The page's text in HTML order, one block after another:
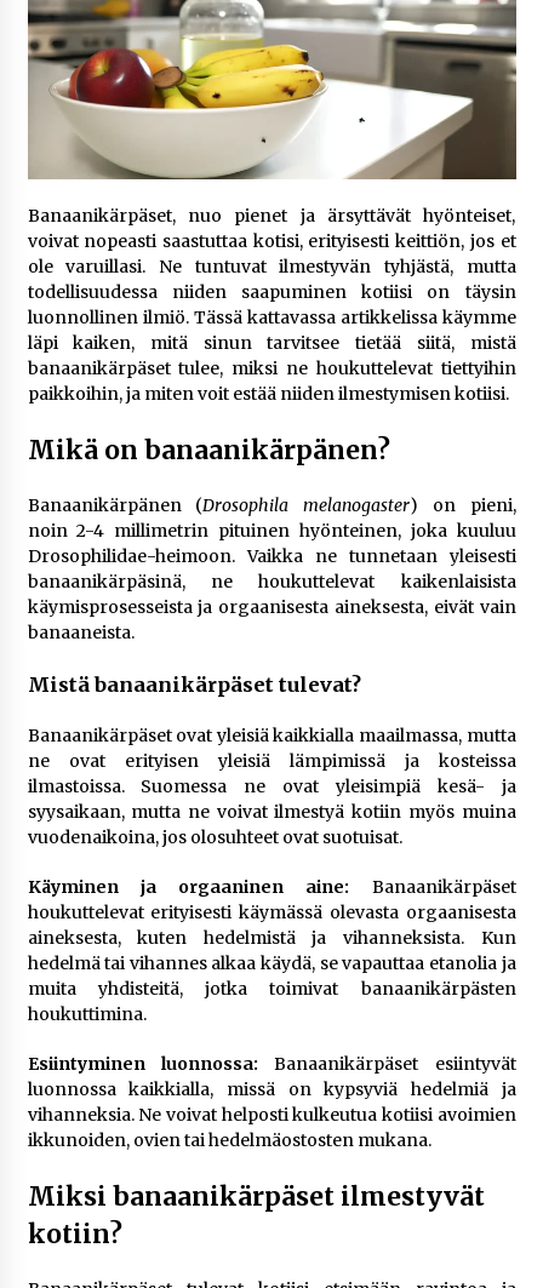
1 viikko sitten
Jaakko Selin puoliso Simo – pitkä
rakkaustarina, elämäntyö ja ura
1 viikko sitten
modernin maksuteknologian avulla
2 viikkoa sitten
Nina Rung – rikollisuuden tutkija ja väkivallan
ehkäisyn näkyvä ääni
2 viikkoa sitten
3 viikkoa sitten
Online-kasinoiden mobiilipelialustojen kehitys
– asiantuntijalausunto
3 viikkoa sitten
4 viikkoa sitten
Pamela Anderson ikä, ura ja elämä
4 viikkoa sitten
1 kuukausi sitten
Banaanikärpäset, nuo pienet ja ärsyttävät hyönteiset,
voivat nopeasti saastuttaa kotisi, erityisesti keittiön, jos et
ole varuillasi. Ne tuntuvat ilmestyvän tyhjästä, mutta
todellisuudessa niiden saapuminen kotiisi on täysin
luonnollinen ilmiö. Tässä kattavassa artikkelissa käymme
läpi kaiken, mitä sinun tarvitsee tietää siitä, mistä
banaanikärpäset tulee, miksi ne houkuttelevat tiettyihin
paikkoihin, ja miten voit estää niiden ilmestymisen kotiisi.
Mikä on banaanikärpänen?
Banaanikärpänen (Drosophila melanogaster) on pieni,
noin 2-4 millimetrin pituinen hyönteinen, joka kuuluu
Drosophilidae-heimoon. Vaikka ne tunnetaan yleisesti
banaanikärpäsinä, ne houkuttelevat kaikenlaisista
käymisprosesseista ja orgaanisesta aineksesta, eivät vain
banaaneista.
Mistä banaanikärpäset tulevat?
Banaanikärpäset ovat yleisiä kaikkialla maailmassa, mutta
ne ovat erityisen yleisiä lämpimissä ja kosteissa
ilmastoissa. Suomessa ne ovat yleisimpiä kesä- ja
syysaikaan, mutta ne voivat ilmestyä kotiin myös muina
vuodenaikoina, jos olosuhteet ovat suotuisat.
Käyminen ja orgaaninen aine: Banaanikärpäset
houkuttelevat erityisesti käymässä olevasta orgaanisesta
aineksesta, kuten hedelmistä ja vihanneksista. Kun
hedelmä tai vihannes alkaa käydä, se vapauttaa etanolia ja
muita yhdisteitä, jotka toimivat banaanikärpästen
houkuttimina.
Esiintyminen luonnossa: Banaanikärpäset esiintyvät
luonnossa kaikkialla, missä on kypsyviä hedelmiä ja
vihanneksia. Ne voivat helposti kulkeutua kotiisi avoimien
ikkunoiden, ovien tai hedelmäostosten mukana.
Miksi banaanikärpäset ilmestyvät
kotiin?